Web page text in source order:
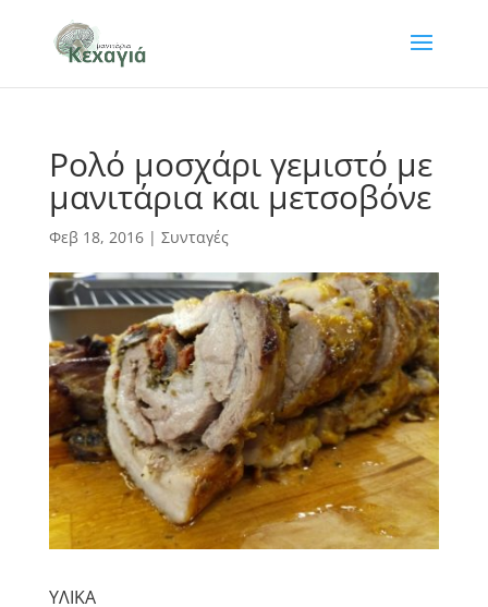
Ρολό μοσχάρι γεμιστό με
μανιτάρια και μετσοβόνε
Φεβ 18, 2016| Συνταγές
ΥΛΙΚΑ